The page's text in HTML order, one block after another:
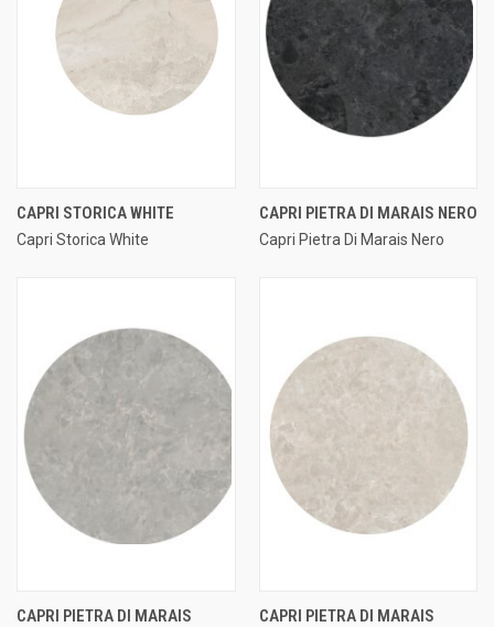
CAPRI STORICA WHITE
Capri Storica White
CAPRI PIETRA DI MARAIS NERO
Capri Pietra Di Marais Nero
CAPRI PIETRA DI MARAIS
CAPRI PIETRA DI MARAIS